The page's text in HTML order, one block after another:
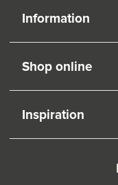
Information
Shop online
Inspiration